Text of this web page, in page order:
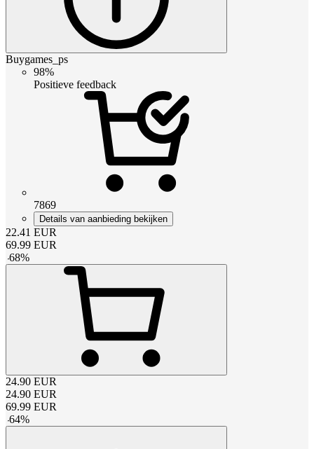
Buygames_ps
98%
Positieve feedback
7869
Details van aanbieding bekijken
22.41 EUR
69.99 EUR
-68%
24.90 EUR
24.90 EUR
69.99 EUR
-64%